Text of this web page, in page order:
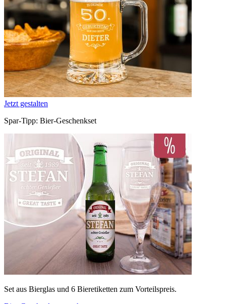
Jetzt gestalten
Spar-Tipp: Bier-Geschenkset
Set aus Bierglas und 6 Bieretiketten zum Vorteilspreis.